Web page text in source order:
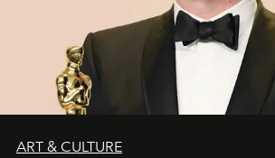
ART & CULTURE